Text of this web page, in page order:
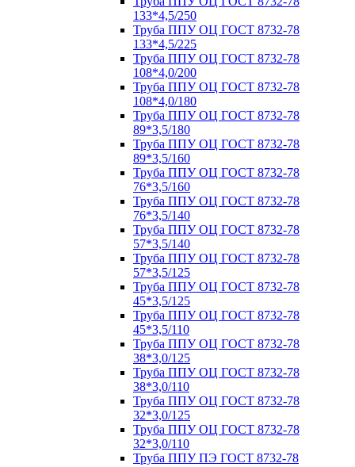
133*4,5/250
Труба ППУ ОЦ ГОСТ 8732-78
133*4,5/225
Труба ППУ ОЦ ГОСТ 8732-78
108*4,0/200
Труба ППУ ОЦ ГОСТ 8732-78
108*4,0/180
Труба ППУ ОЦ ГОСТ 8732-78
89*3,5/180
Труба ППУ ОЦ ГОСТ 8732-78
89*3,5/160
Труба ППУ ОЦ ГОСТ 8732-78
76*3,5/160
Труба ППУ ОЦ ГОСТ 8732-78
76*3,5/140
Труба ППУ ОЦ ГОСТ 8732-78
57*3,5/140
Труба ППУ ОЦ ГОСТ 8732-78
57*3,5/125
Труба ППУ ОЦ ГОСТ 8732-78
45*3,5/125
Труба ППУ ОЦ ГОСТ 8732-78
45*3,5/110
Труба ППУ ОЦ ГОСТ 8732-78
38*3,0/125
Труба ППУ ОЦ ГОСТ 8732-78
38*3,0/110
Труба ППУ ОЦ ГОСТ 8732-78
32*3,0/125
Труба ППУ ОЦ ГОСТ 8732-78
32*3,0/110
Труба ППУ ПЭ ГОСТ 8732-78